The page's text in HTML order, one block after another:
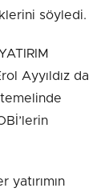
söyledi.
Ayyıldız da
yatırımın